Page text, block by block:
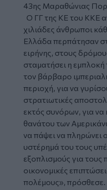
43ης Μαραθώνιας
Ο ΓΓ της ΚΕ του ΚΚΕ
χιλιάδες άνθρωποι
Ελλάδα περπάτησαν
ειρήνης, στους
σταματήσει η
τον βάρβαρο
περιοχή, για να
στρατιωτικές
εκτός συνόρων, για να
θανάτου των
να πάψει να πληρώνει
υστέρημά του τους
εξοπλισμούς για τους
οικονομικές
πολέμους», πρόσθεσε.